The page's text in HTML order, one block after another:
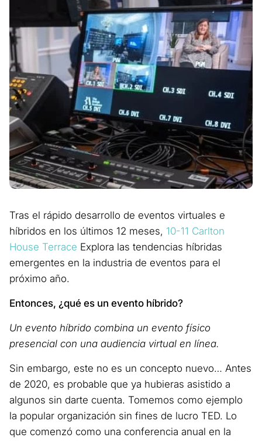
Tras el rápido desarrollo de eventos virtuales e
híbridos en los últimos 12 meses, 10-11 Carlton
House Terrace Explora las tendencias híbridas
emergentes en la industria de eventos para el
próximo año.
Entonces, ¿qué es un evento híbrido?
Un evento híbrido combina un evento físico
presencial con una audiencia virtual en línea.
Sin embargo, este no es un concepto nuevo… Antes
de 2020, es probable que ya hubieras asistido a
algunos sin darte cuenta. Tomemos como ejemplo
la popular organización sin fines de lucro TED. Lo
que comenzó como una conferencia anual en la